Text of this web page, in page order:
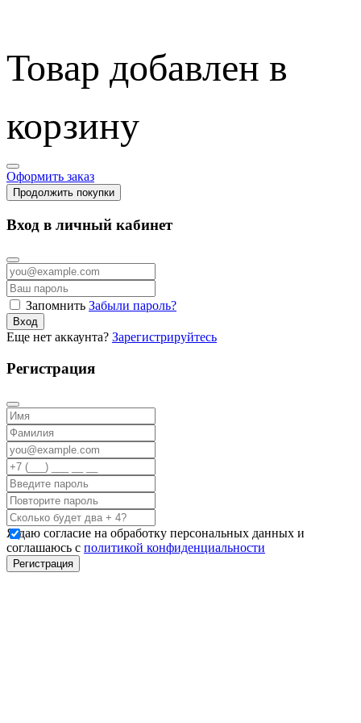
Товар добавлен в
корзину
Оформить заказ
Продолжить покупки
Вход в личный кабинет
Запомнить Забыли пароль?
Вход
Еще нет аккаунта? Зарегистрируйтесь
Регистрация
Я даю согласие на обработку персональных данных и
соглашаюсь с политикой конфиденциальности
Регистрация